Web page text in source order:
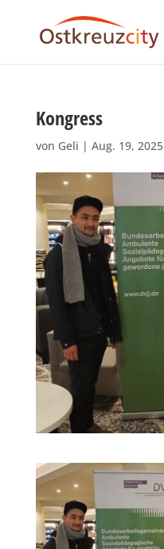
Kongress
von Geli | Aug. 19, 2025